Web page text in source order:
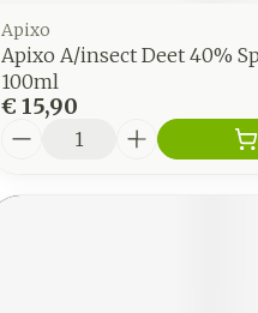
Apixo
Apixo A/insect Deet 40%
100ml
€ 15,90